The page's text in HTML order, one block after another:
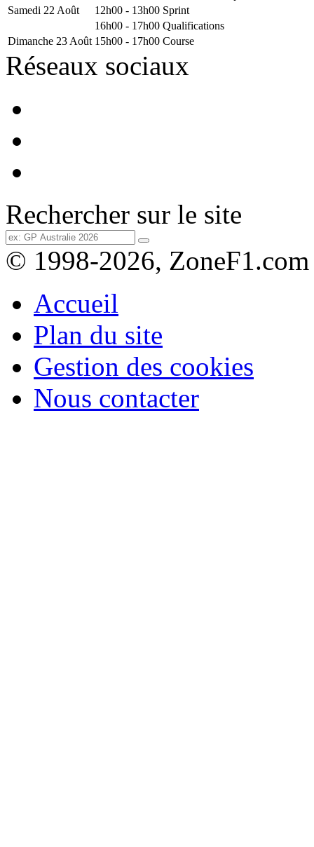
Samedi 22 Août
12h00 - 13h00 Sprint
16h00 - 17h00 Qualifications
Dimanche 23 Août 15h00 - 17h00 Course
Réseaux sociaux
Rechercher sur le site
© 1998-2026, ZoneF1.com
Accueil
Plan du site
Gestion des cookies
Nous contacter